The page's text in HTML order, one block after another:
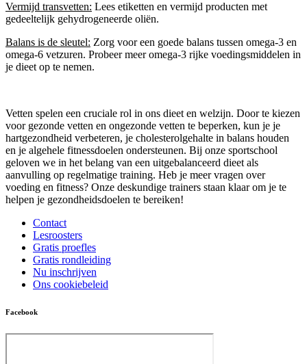
Vermijd transvetten: Lees etiketten en vermijd producten met
gedeeltelijk gehydrogeneerde oliën.
Balans is de sleutel: Zorg voor een goede balans tussen omega-3 en
omega-6 vetzuren. Probeer meer omega-3 rijke voedingsmiddelen in
je dieet op te nemen.
Vetten spelen een cruciale rol in ons dieet en welzijn. Door te kiezen
voor gezonde vetten en ongezonde vetten te beperken, kun je je
hartgezondheid verbeteren, je cholesterolgehalte in balans houden
en je algehele fitnessdoelen ondersteunen. Bij onze sportschool
geloven we in het belang van een uitgebalanceerd dieet als
aanvulling op regelmatige training. Heb je meer vragen over
voeding en fitness? Onze deskundige trainers staan klaar om je te
helpen je gezondheidsdoelen te bereiken!
Contact
Lesroosters
Gratis proefles
Gratis rondleiding
Nu inschrijven
Ons cookiebeleid
Facebook